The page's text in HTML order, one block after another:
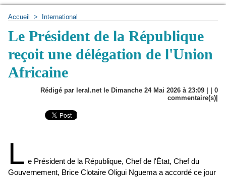
Accueil > International
Le Président de la République
reçoit une délégation de l'Union
Africaine
Rédigé par leral.net le Dimanche 24 Mai 2026 à 23:09 | | 0
commentaire(s)|
L e Président de la République, Chef de l'État, Chef du
Gouvernement, Brice Clotaire Oligui Nguema a accordé ce jour